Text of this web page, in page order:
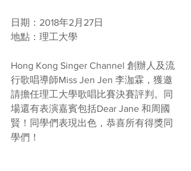
日期：2018年2月27日
地點：理工大學
Hong Kong Singer Channel 創辦人及流
行歌唱導師Miss Jen Jen 李泇霖，獲邀
請擔任理工大學歌唱比賽決賽評判。同
場還有表演嘉賓包括Dear Jane 和周國
賢！同學們表現出色，恭喜所有得獎同
學們！